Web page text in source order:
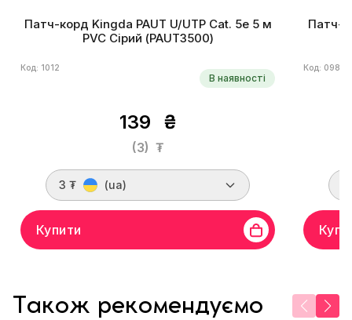
Патч-корд Kingda PAUT U/UTP Cat. 5e 5 м
PVC Сірий (PAUT3500)
Код: 1012
В наявності
139 ₴
(3) ₮
3 ₮ (ua)
Купити
Патч-
Код: 0985
Також рекомендуємо